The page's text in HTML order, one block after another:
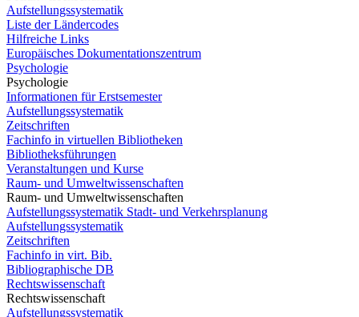
Aufstellungssystematik
Liste der Ländercodes
Hilfreiche Links
Europäisches Dokumentationszentrum
Psychologie
Psychologie
Informationen für Erstsemester
Aufstellungssystematik
Zeitschriften
Fachinfo in virtuellen Bibliotheken
Bibliotheksführungen
Veranstaltungen und Kurse
Raum- und Umweltwissenschaften
Raum- und Umweltwissenschaften
Aufstellungssystematik Stadt- und Verkehrsplanung
Aufstellungssystematik
Zeitschriften
Fachinfo in virt. Bib.
Bibliographische DB
Rechtswissenschaft
Rechtswissenschaft
Aufstellungssystematik